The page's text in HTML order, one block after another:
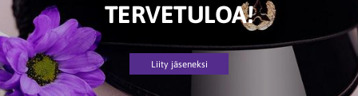
TERVETULOA!
Liity jäseneksi